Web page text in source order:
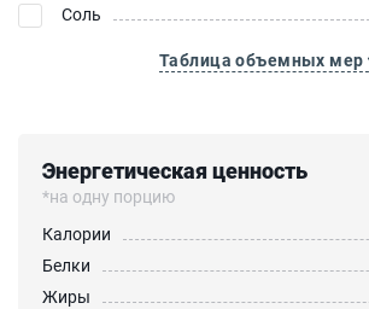
Соль
Таблица объемных мер
Энергетическая ценность
*на одну порцию
Калории
Белки
Жиры